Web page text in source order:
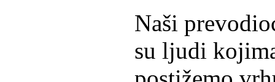
Naši
su ljudi